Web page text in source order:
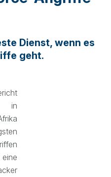
Dienst, wenn es
geht.
in